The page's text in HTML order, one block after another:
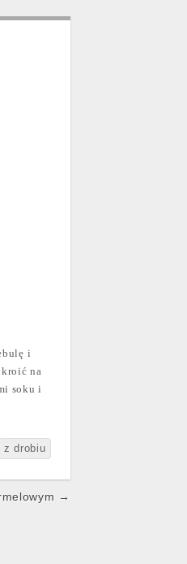
i
na
soku i
z drobiu
→